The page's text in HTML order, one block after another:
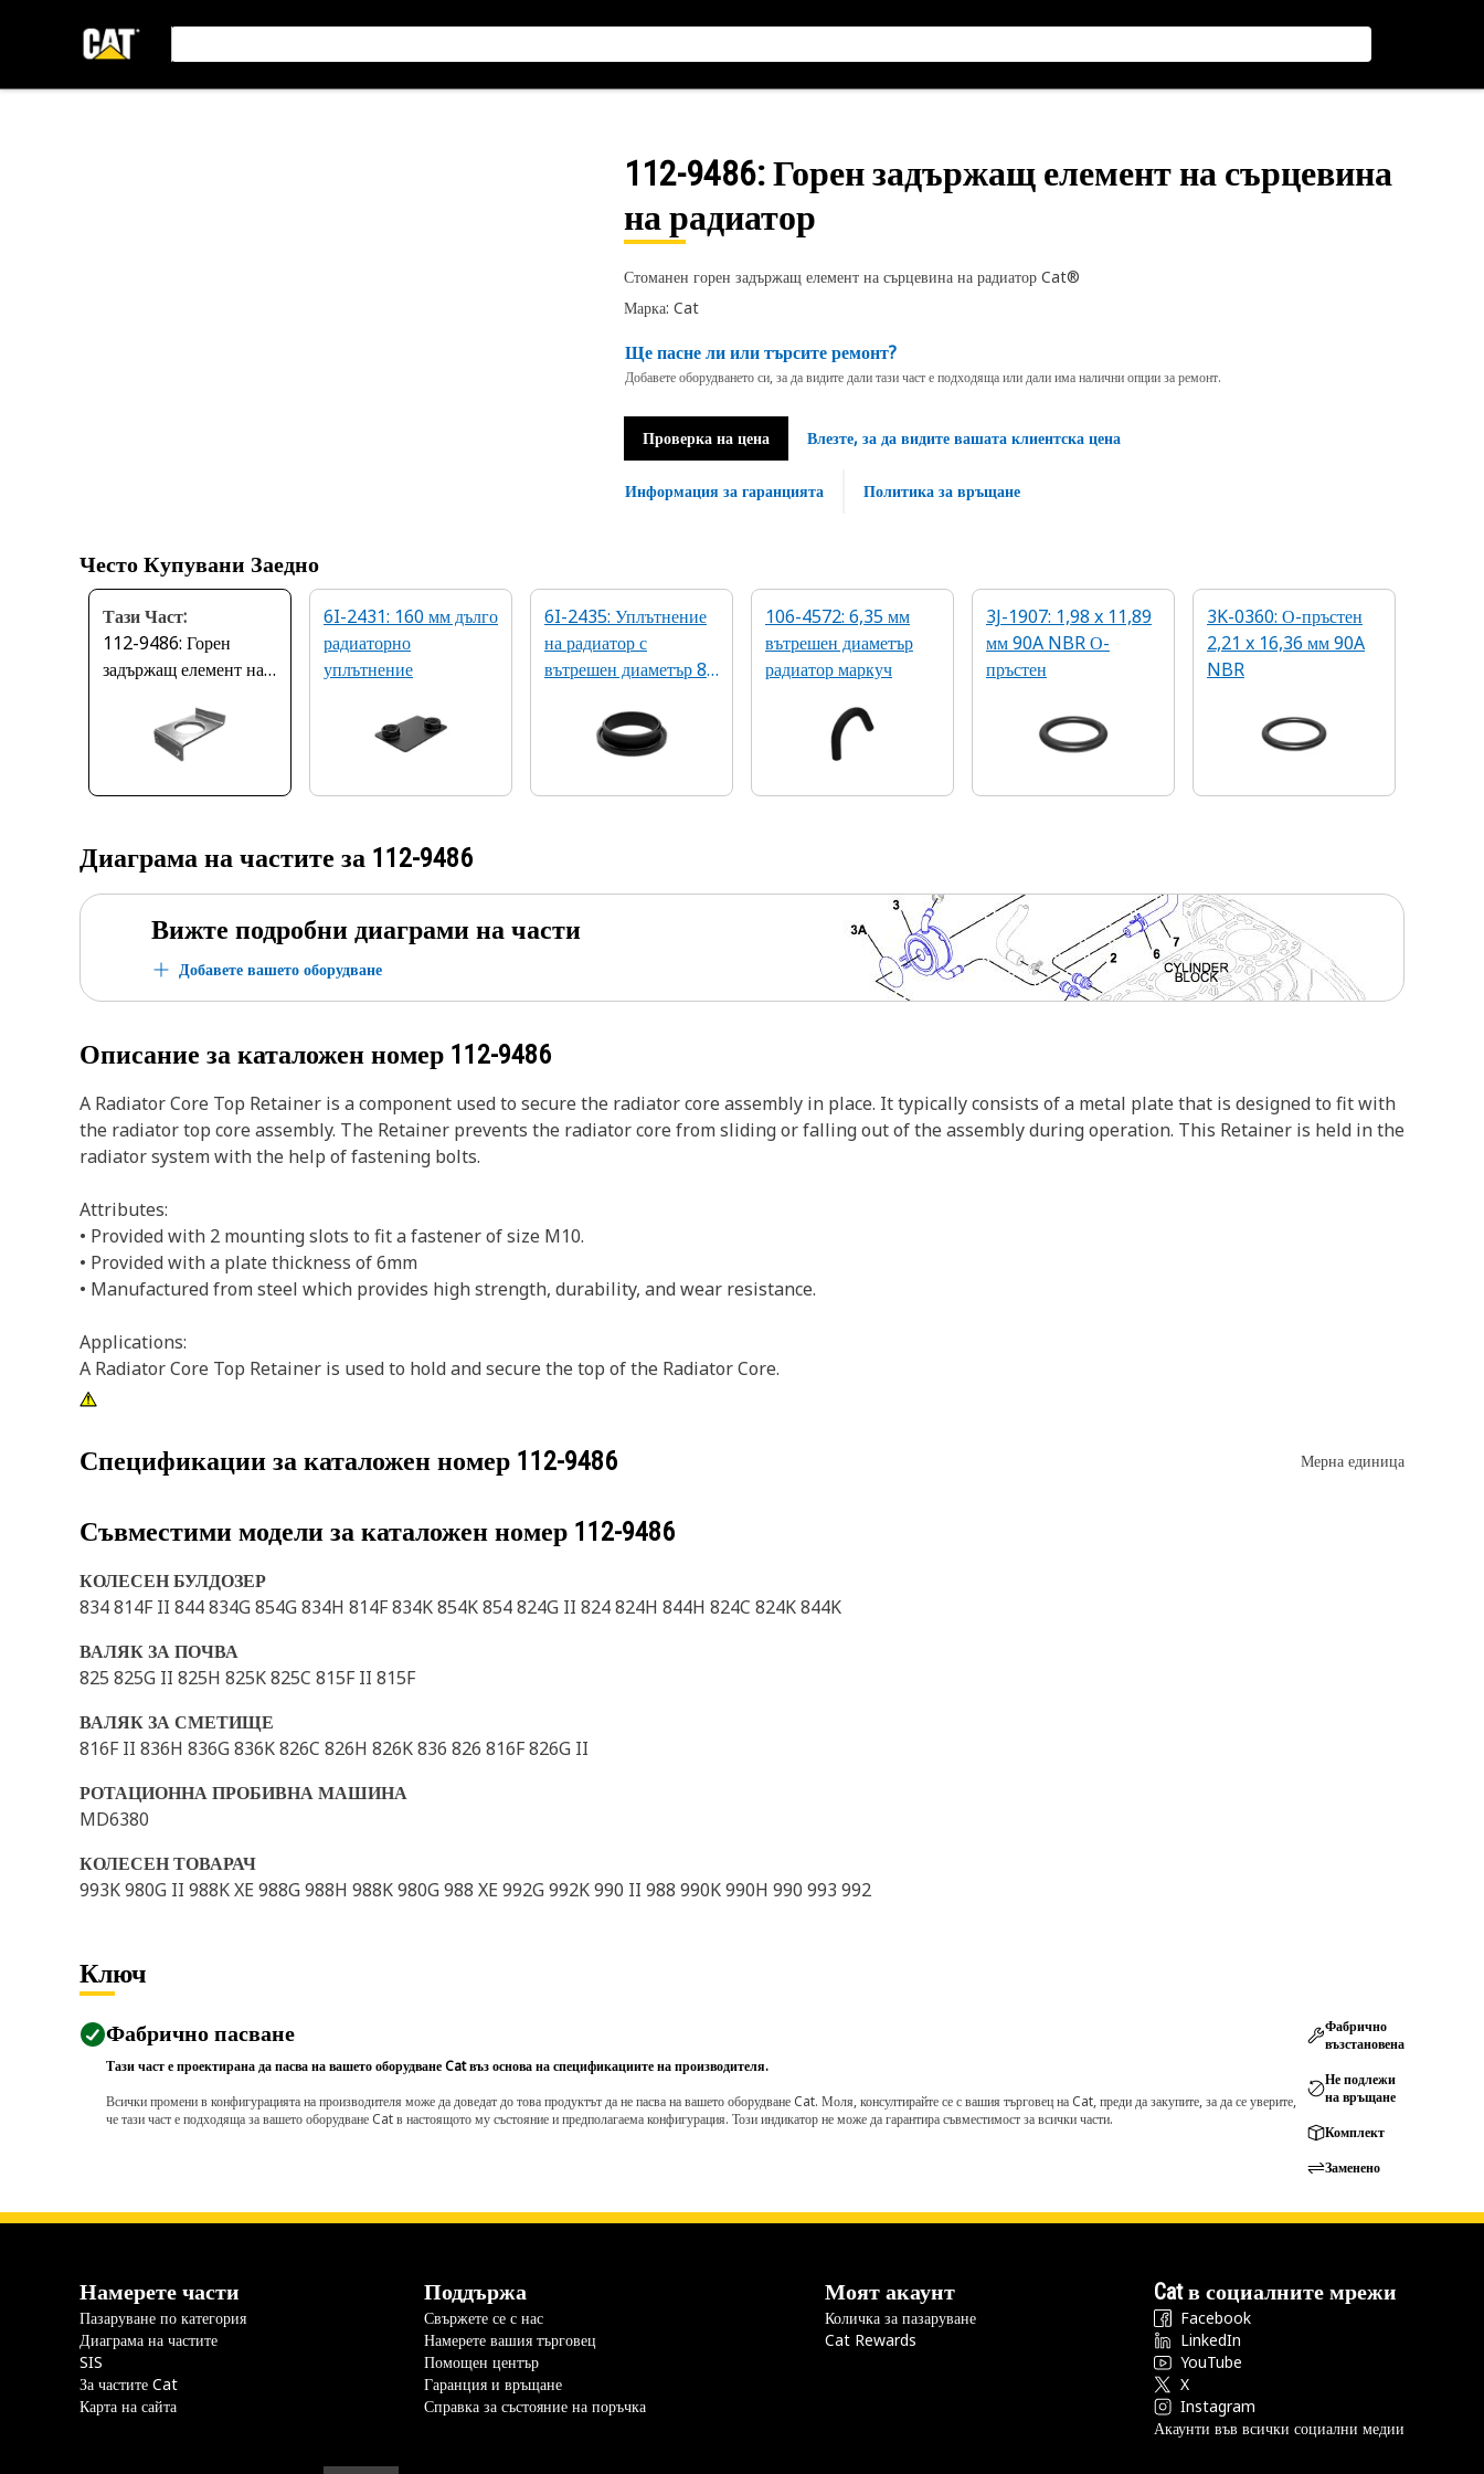
112-9486: Горен задържащ елемент на сърцевина
на радиатор
Стоманен горен задържащ елемент на сърцевина на радиатор Cat®
Марка: Cat
Ще пасне ли или търсите ремонт?
Добавете оборудването си, за да видите дали тази част е подходяща или дали има налични опции за ремонт.
Проверка на цена Влезте, за да видите вашата клиентска цена
Информация за гаранцията Политика за връщане
Често Купувани Заедно
Тази Част:
112-9486: Горен
задържащ елемент на
6I-2431: 160 мм дълго
радиаторно
уплътнение
6I-2435: Уплътнение
на радиатор с
вътрешен диаметър 80
106-4572: 6,35 мм
вътрешен диаметър
радиатор маркуч
3J-1907: 1,98 x 11,89
мм 90A NBR О-
пръстен
3K-0360: О-пръстен
2,21 x 16,36 мм 90A
NBR
Диаграма на частите за 112-9486
Вижте подробни диаграми на части
Добавете вашето оборудване
Описание за каталожен номер 112-9486
A Radiator Core Top Retainer is a component used to secure the radiator core assembly in place. It typically consists of a metal plate that is designed to fit with
the radiator top core assembly. The Retainer prevents the radiator core from sliding or falling out of the assembly during operation. This Retainer is held in the
radiator system with the help of fastening bolts.
Attributes:
• Provided with 2 mounting slots to fit a fastener of size M10.
• Provided with a plate thickness of 6mm
• Manufactured from steel which provides high strength, durability, and wear resistance.
Applications:
A Radiator Core Top Retainer is used to hold and secure the top of the Radiator Core.
Спецификации за каталожен номер 112-9486 Мерна единица
Съвместими модели за каталожен номер 112-9486
КОЛЕСЕН БУЛДОЗЕР
834 814F II 844 834G 854G 834H 814F 834K 854K 854 824G II 824 824H 844H 824C 824K 844K
ВАЛЯК ЗА ПОЧВА
825 825G II 825H 825K 825C 815F II 815F
ВАЛЯК ЗА СМЕТИЩЕ
816F II 836H 836G 836K 826C 826H 826K 836 826 816F 826G II
РОТАЦИОННА ПРОБИВНА МАШИНА
MD6380
КОЛЕСЕН ТОВАРАЧ
993K 980G II 988K XE 988G 988H 988K 980G 988 XE 992G 992K 990 II 988 990K 990H 990 993 992
Ключ
Фабрично пасване
Тази част е проектирана да пасва на вашето оборудване Cat въз основа на спецификациите на производителя.
Всички промени в конфигурацията на производителя може да доведат до това продуктът да не пасва на вашето оборудване Cat. Моля, консултирайте се с вашия търговец на Cat, преди да закупите, за да се уверите,
че тази част е подходяща за вашето оборудване Cat в настоящото му състояние и предполагаема конфигурация. Този индикатор не може да гарантира съвместимост за всички части.
Фабрично
възстановена
Не подлежи
на връщане
Комплект
Заменено
Намерете части
Пазаруване по категория
Диаграма на частите
SIS
За частите Cat
Карта на сайта
Поддържа
Свържете се с нас
Намерете вашия търговец
Помощен център
Гаранция и връщане
Справка за състояние на поръчка
Моят акаунт
Количка за пазаруване
Cat Rewards
Cat в социалните мрежи
Facebook
LinkedIn
YouTube
X
Instagram
Акаунти във всички социални медии